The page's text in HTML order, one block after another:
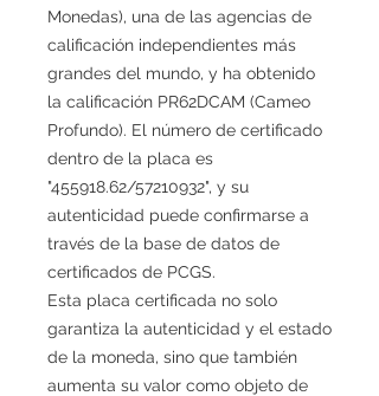
Monedas), una de las agencias de
calificación independientes más
grandes del mundo, y ha obtenido
la calificación PR62DCAM (Cameo
Profundo). El número de certificado
dentro de la placa es
"455918.62/57210932", y su
autenticidad puede confirmarse a
través de la base de datos de
certificados de PCGS.
Esta placa certificada no solo
garantiza la autenticidad y el estado
de la moneda, sino que también
aumenta su valor como objeto de